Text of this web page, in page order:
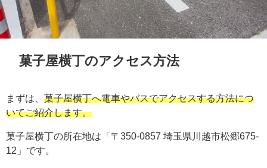
菓子屋横丁のアクセス方法
まずは、 菓子屋横丁へ電車やバスでアクセスする方法につ
いてご紹介します。
菓子屋横丁の所在地は「〒350-0857 埼玉県川越市松郷675-
12」です。